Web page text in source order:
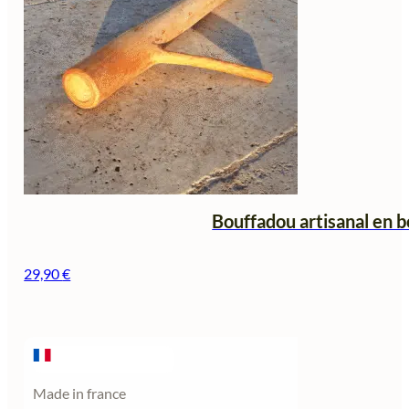
Bouffadou artisanal en
29,90€
Made in france